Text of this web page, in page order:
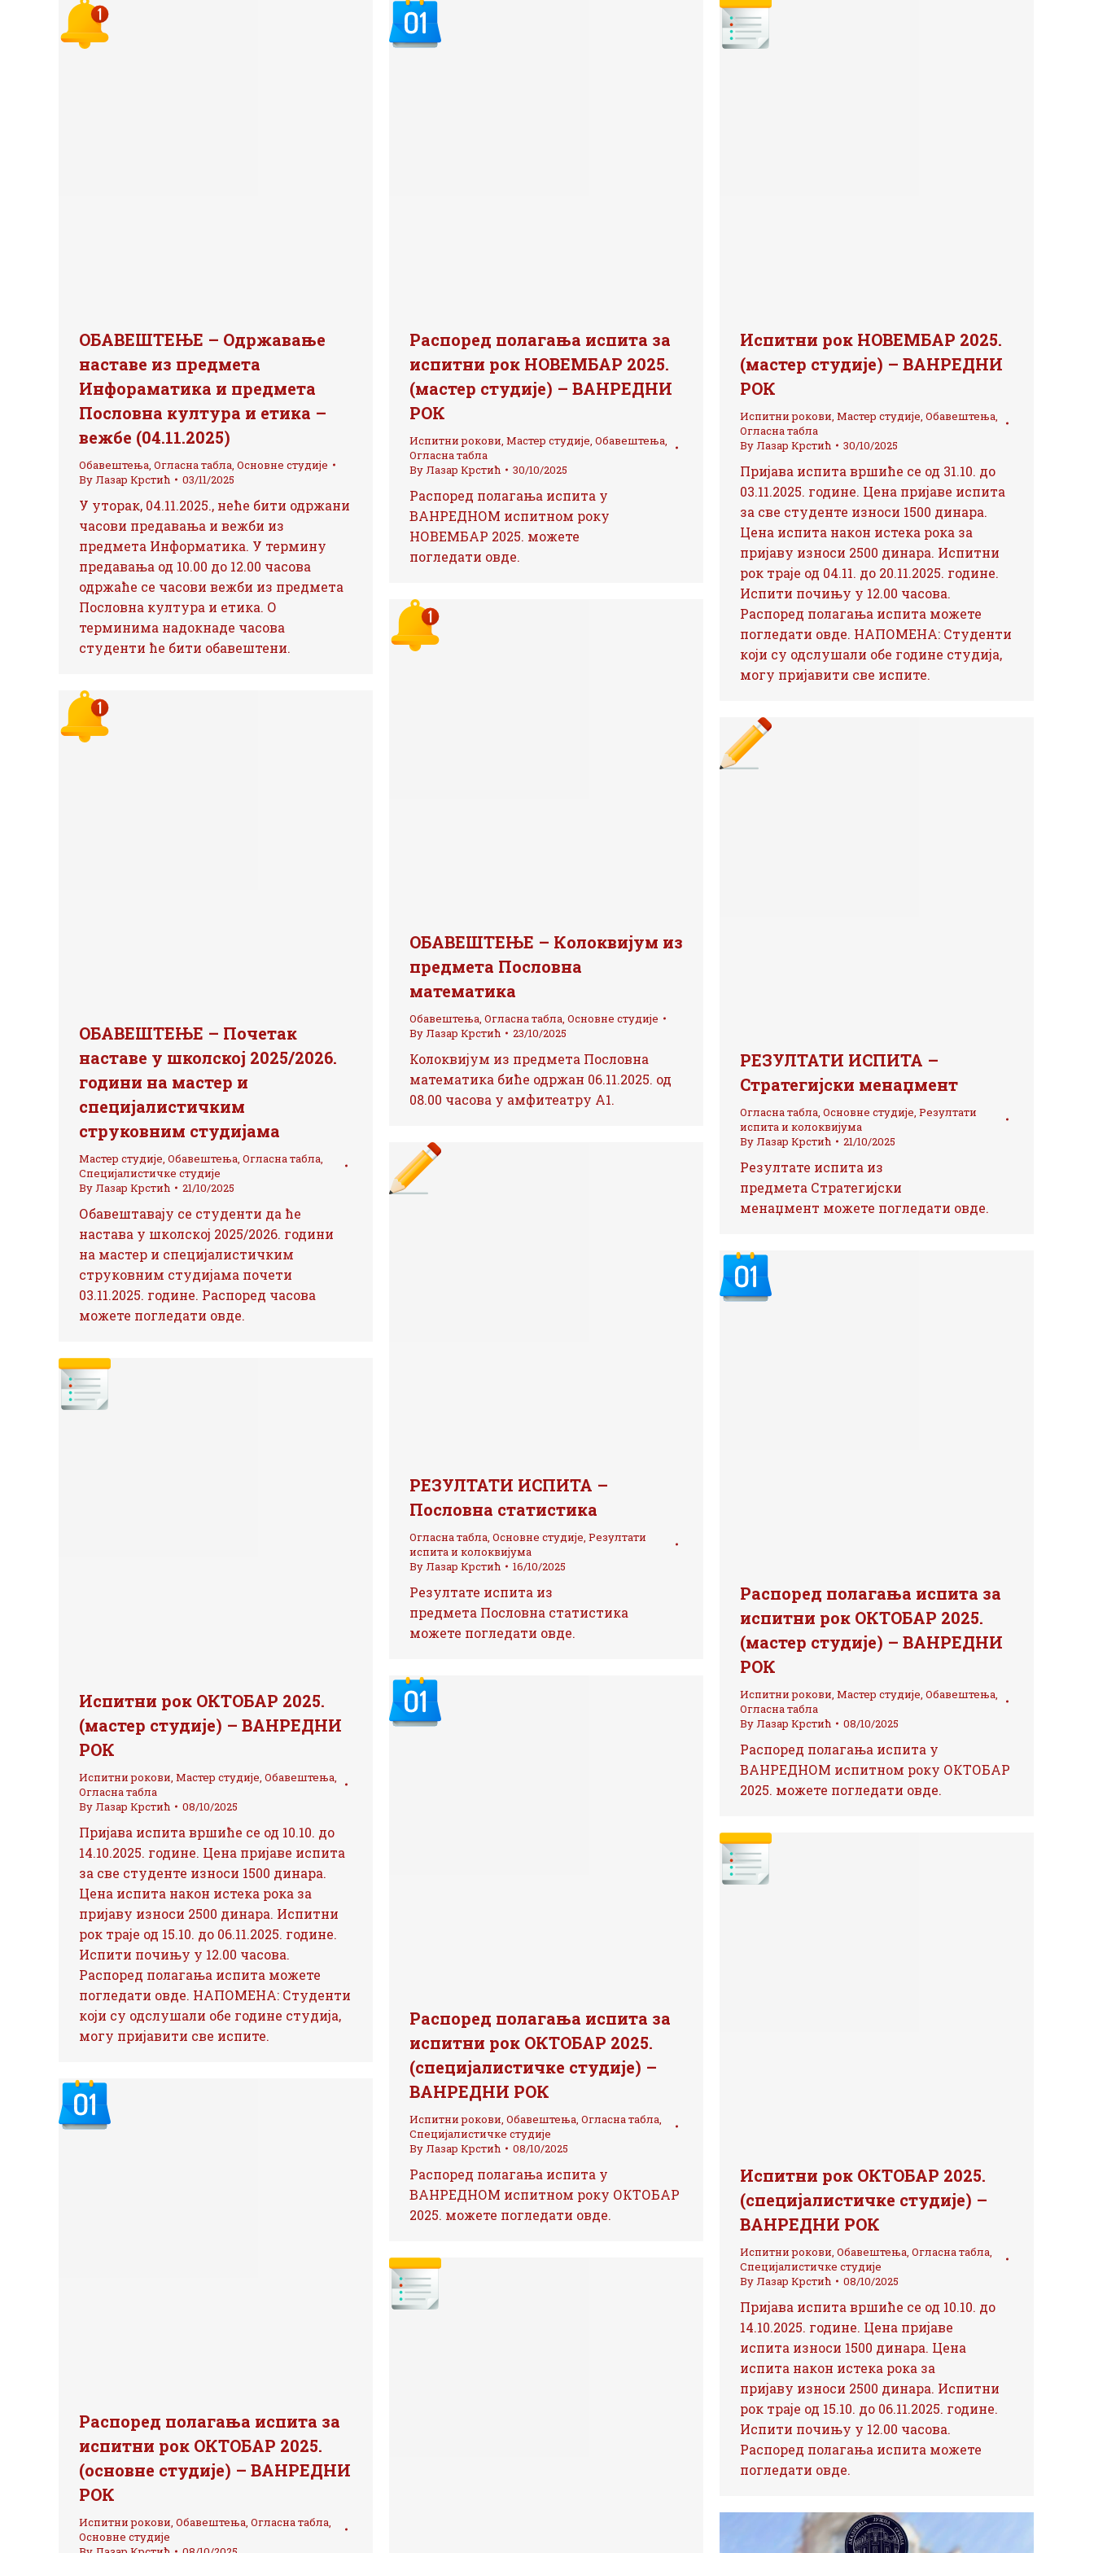
ОБАВЕШТЕЊЕ – Одржавање
наставе из предмета
Инфораматика и предмета
Пословна култура и етика –
вежбе (04.11.2025)
Обавештења, Огласна табла, Основне студије
ByЛазар Крстић 03/11/2025
У уторак, 04.11.2025., неће бити одржани
часови предавања и вежби из
предмета Информатика. У термину
предавања од 10.00 до 12.00 часова
одржаће се часови вежби из предмета
Пословна култура и етика. О
терминима надокнаде часова
студенти ће бити обавештени.
Распоред полагања испита за
испитни рок НОВЕМБАР 2025.
(мастер студије) – ВАНРЕДНИ
РОК
Испитни рокови, Мастер студије, Обавештења,
Огласна табла
ByЛазар Крстић 30/10/2025
Распоред полагања испита у
ВАНРЕДНОМ испитном року
НОВЕМБАР 2025. можете
погледати овде.
Испитни рок НОВЕМБАР 2025.
(мастер студије) – ВАНРЕДНИ
РОК
Испитни рокови, Мастер студије, Обавештења,
Огласна табла
ByЛазар Крстић 30/10/2025
Пријава испита вршиће се од 31.10. до
03.11.2025. године. Цена пријаве испита
за све студенте износи 1500 динара.
Цена испита након истека рока за
пријаву износи 2500 динара. Испитни
рок траје од 04.11. до 20.11.2025. године.
Испити почињу у 12.00 часова.
Распоред полагања испита можете
погледати овде. НАПОМЕНА: Студенти
који су одслушали обе године студија,
могу пријавити све испите.
ОБАВЕШТЕЊЕ – Колоквијум из
предмета Пословна
математика
Обавештења, Огласна табла, Основне студије
ByЛазар Крстић 23/10/2025
Колоквијум из предмета Пословна
математика биће одржан 06.11.2025. од
08.00 часова у амфитеатру А1.
ОБАВЕШТЕЊЕ – Почетак
наставе у школској 2025/2026.
години на мастер и
специјалистичким
струковним студијама
Мастер студије, Обавештења, Огласна табла,
Специјалистичке студије
ByЛазар Крстић 21/10/2025
Обавештавају се студенти да ће
настава у школској 2025/2026. години
на мастер и специјалистичким
струковним студијама почети
03.11.2025. године. Распоред часова
можете погледати овде.
РЕЗУЛТАТИ ИСПИТА –
Стратегијски менаџмент
Огласна табла, Основне студије, Резултати
испита и колоквијума
ByЛазар Крстић 21/10/2025
Резултате испита из
предмета Стратегијски
менаџмент можете погледати овде.
РЕЗУЛТАТИ ИСПИТА –
Пословна статистика
Огласна табла, Основне студије, Резултати
испита и колоквијума
ByЛазар Крстић 16/10/2025
Резултате испита из
предмета Пословна статистика
можете погледати овде.
Распоред полагања испита за
испитни рок ОКТОБАР 2025.
(мастер студије) – ВАНРЕДНИ
РОК
Испитни рокови, Мастер студије, Обавештења,
Огласна табла
ByЛазар Крстић 08/10/2025
Распоред полагања испита у
ВАНРЕДНОМ испитном року ОКТОБАР
2025. можете погледати овде.
Испитни рок ОКТОБАР 2025.
(мастер студије) – ВАНРЕДНИ
РОК
Испитни рокови, Мастер студије, Обавештења,
Огласна табла
ByЛазар Крстић 08/10/2025
Пријава испита вршиће се од 10.10. до
14.10.2025. године. Цена пријаве испита
за све студенте износи 1500 динара.
Цена испита након истека рока за
пријаву износи 2500 динара. Испитни
рок траје од 15.10. до 06.11.2025. године.
Испити почињу у 12.00 часова.
Распоред полагања испита можете
погледати овде. НАПОМЕНА: Студенти
који су одслушали обе године студија,
могу пријавити све испите.
Распоред полагања испита за
испитни рок ОКТОБАР 2025.
(специјалистичке студије) –
ВАНРЕДНИ РОК
Испитни рокови, Обавештења, Огласна табла,
Специјалистичке студије
ByЛазар Крстић 08/10/2025
Распоред полагања испита у
ВАНРЕДНОМ испитном року ОКТОБАР
2025. можете погледати овде.
Испитни рок ОКТОБАР 2025.
(специјалистичке студије) –
ВАНРЕДНИ РОК
Испитни рокови, Обавештења, Огласна табла,
Специјалистичке студије
ByЛазар Крстић 08/10/2025
Пријава испита вршиће се од 10.10. до
14.10.2025. године. Цена пријаве
испита износи 1500 динара. Цена
испита након истека рока за
пријаву износи 2500 динара. Испитни
рок траје од 15.10. до 06.11.2025. године.
Испити почињу у 12.00 часова.
Распоред полагања испита можете
погледати овде.
Распоред полагања испита за
испитни рок ОКТОБАР 2025.
(основне студије) – ВАНРЕДНИ
РОК
Испитни рокови, Обавештења, Огласна табла,
Основне студије